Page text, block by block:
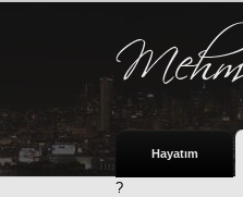
Hayatım
?